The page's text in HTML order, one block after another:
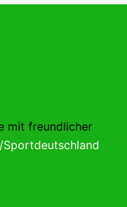
mit freundlicher